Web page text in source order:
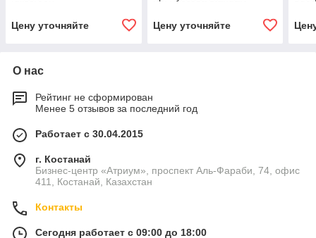
Цену уточняйте Цену уточняйте
О нас
Рейтинг не сформирован
Менее 5 отзывов за последний год
Работает с 30.04.2015
г. Костанай
Бизнес-центр «Атриум», проспект Аль-Фараби, 74, офис
411, Костанай, Казахстан
Контакты
Сегодня работает с 09:00 до 18:00